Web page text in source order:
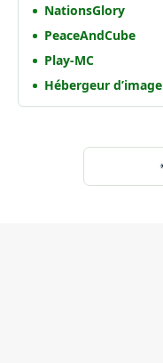
NationsGlory
PeaceAndCube
Play-MC
Hébergeur d’image